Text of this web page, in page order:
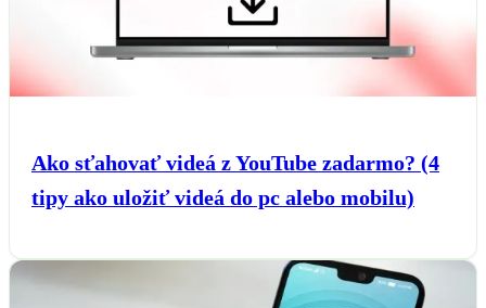
Ako sťahovať videá z YouTube zadarmo? (4
tipy ako uložiť videá do pc alebo mobilu)